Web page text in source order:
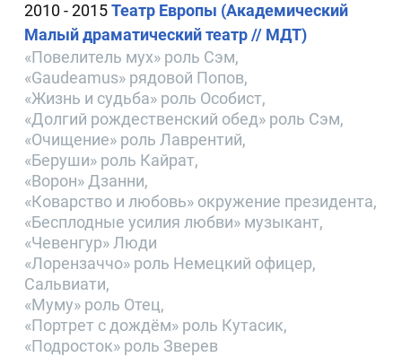
2010 - 2015Театр Европы (Академический
Малый драматический театр // МДТ)
«Повелитель мух» роль Сэм,
«Gaudeamus» рядовой Попов,
«Жизнь и судьба» роль Особист,
«Долгий рождественский обед» роль Сэм,
«Очищение» роль Лаврентий,
«Беруши» роль Кайрат,
«Ворон» Дзанни,
«Коварство и любовь» окружение президента,
«Бесплодные усилия любви» музыкант,
«Чевенгур» Люди
«Лорензаччо» роль Немецкий офицер,
Сальвиати,
«Муму» роль Отец,
«Портрет с дождём» роль Кутасик,
«Подросток» роль Зверев